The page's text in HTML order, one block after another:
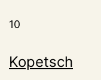
10
Kopetsch